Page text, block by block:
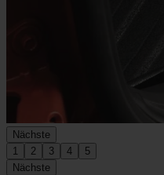
Nächste
1
2 3 4
5
Nächste